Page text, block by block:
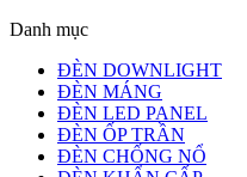
Danh mục
ĐÈN DOWNLIGHT
ĐÈN MÁNG
ĐÈN LED PANEL
ĐÈN ỐP TRẦN
ĐÈN CHỐNG NỔ